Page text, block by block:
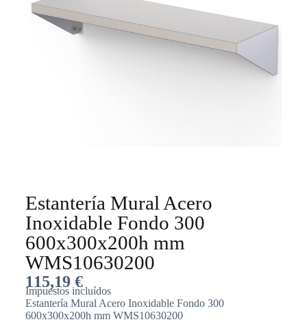
Estantería Mural Acero
Inoxidable Fondo 300
600x300x200h mm
WMS10630200
115,19 €
Impuestos incluídos
Estantería Mural Acero Inoxidable Fondo 300
600x300x200h mm WMS10630200